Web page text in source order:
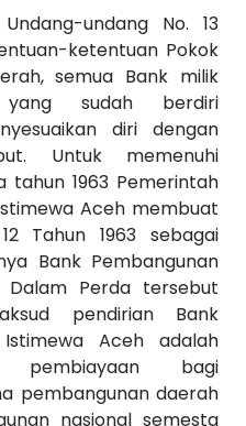
undang No. 13
ketentuan Pokok
semua Bank milik
yang sudah berdiri
diri dengan
Untuk memenuhi
1963 Pemerintah
Aceh membuat
Tahun 1963 sebagai
Bank Pembangunan
Dalam Perda tersebut
pendirian Bank
Aceh adalah
pembiayaan bagi
pembangunan daerah
nasional semesta